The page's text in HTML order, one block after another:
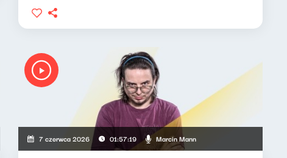
7 czerwca 2026 01:57:19 Marcin Mann